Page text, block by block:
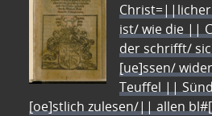
ist/ wie die ||
der schrifft/
[ue]ssen/
Teuffel ||
[oe]stlich zulesen/|| allen